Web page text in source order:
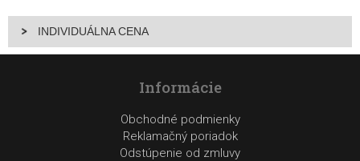
INDIVIDUÁLNA CENA
Informácie
Obchodné podmienky
Reklamačný poriadok
Odstúpenie od zmluvy